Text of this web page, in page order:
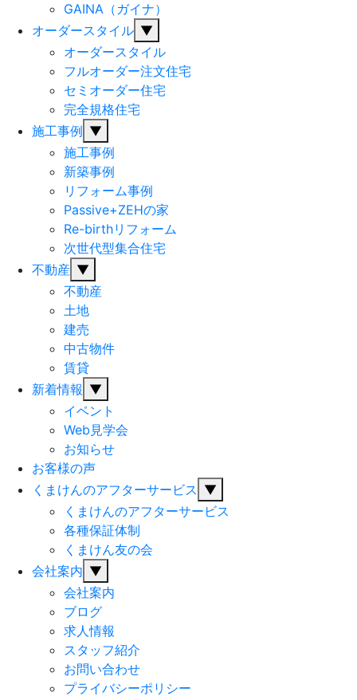
GAINA（ガイナ）
オーダースタイル ▼
オーダースタイル
フルオーダー注文住宅
セミオーダー住宅
完全規格住宅
施工事例 ▼
施工事例
新築事例
リフォーム事例
Passive+ZEHの家
Re-birthリフォーム
次世代型集合住宅
不動産 ▼
不動産
土地
建売
中古物件
賃貸
新着情報 ▼
イベント
Web見学会
お知らせ
お客様の声
くまけんのアフターサービス ▼
くまけんのアフターサービス
各種保証体制
くまけん友の会
会社案内 ▼
会社案内
ブログ
求人情報
スタッフ紹介
お問い合わせ
プライバシーポリシー